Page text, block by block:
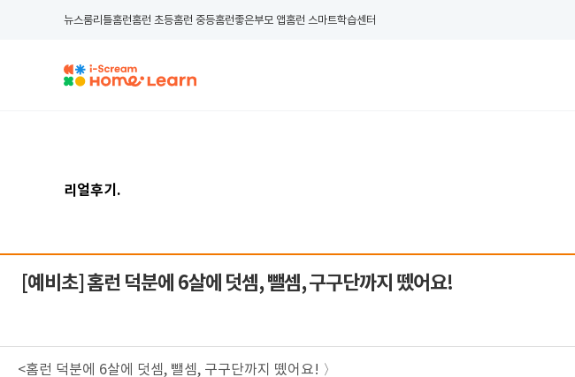
뉴스룸리틀홈런홈런 초등홈런 중등홈런좋은부모 앱홈런 스마트학습센터
리얼후기 .
[예비초] 홈런 덕분에 6살에 덧셈, 뺄셈, 구구단까지 뗐어요!
<홈런 덕분에 6살에 덧셈, 뺄셈, 구구단까지 뗐어요! 〉